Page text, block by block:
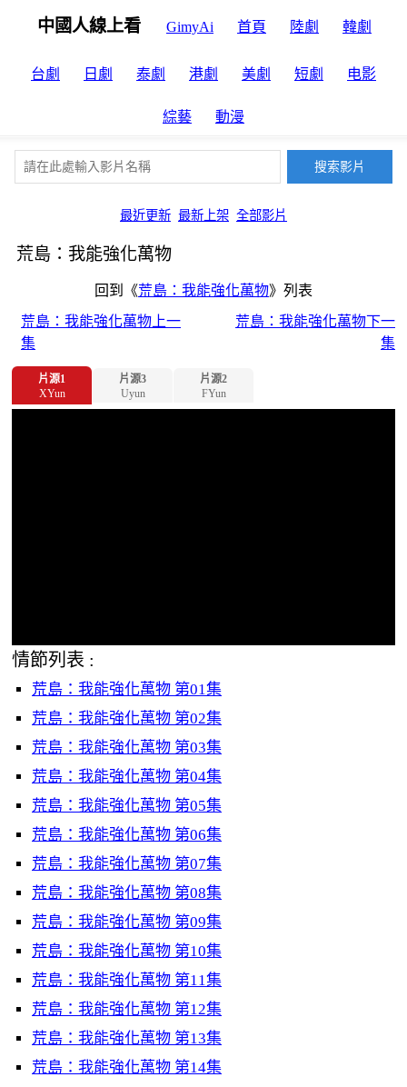
中國人線上看 GimyAi 首頁 陸劇 韓劇
台劇 日劇 泰劇 港劇 美劇 短劇 电影
綜藝 動漫
最近更新 最新上架 全部影片
荒島：我能強化萬物
回到《荒島：我能強化萬物》列表
荒島：我能強化萬物上一
集
荒島：我能強化萬物下一
集
片源1
XYun
片源3
Uyun
片源2
FYun
情節列表 :
荒島：我能強化萬物 第01集
荒島：我能強化萬物 第02集
荒島：我能強化萬物 第03集
荒島：我能強化萬物 第04集
荒島：我能強化萬物 第05集
荒島：我能強化萬物 第06集
荒島：我能強化萬物 第07集
荒島：我能強化萬物 第08集
荒島：我能強化萬物 第09集
荒島：我能強化萬物 第10集
荒島：我能強化萬物 第11集
荒島：我能強化萬物 第12集
荒島：我能強化萬物 第13集
荒島：我能強化萬物 第14集